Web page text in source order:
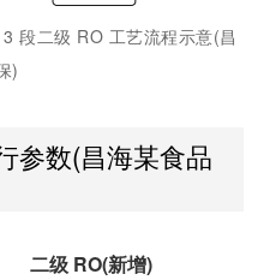
段二级 RO 工艺流程示意(昌
)
参数(昌海某食品
二级 RO(新增)